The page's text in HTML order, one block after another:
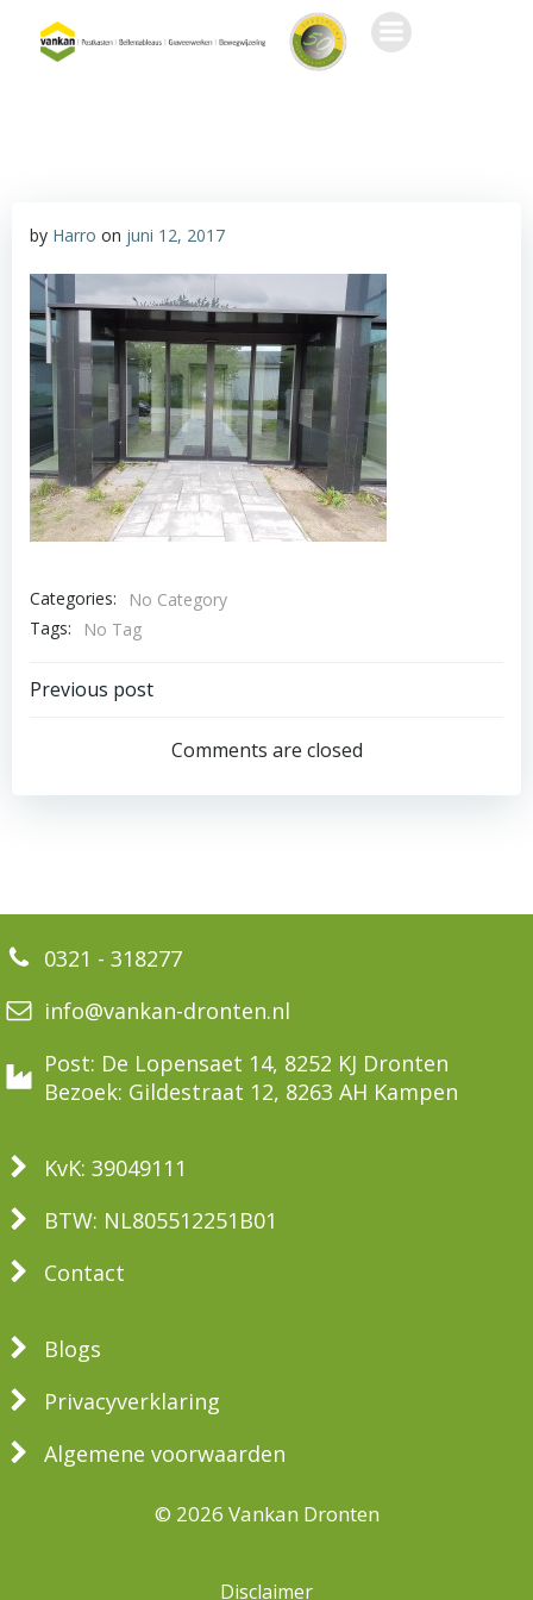
naar
by Harro on juni 12, 2017
Categories:
No Category
Tags:
No Tag
Bericht
navigatie
Previous post
Comments are closed
0321 - 318277
info@vankan-dronten.nl
Post: De Lopensaet 14, 8252 KJ Dronten
Bezoek: Gildestraat 12, 8263 AH Kampen
KvK: 39049111
BTW: NL805512251B01
Contact
Blogs
Privacyverklaring
Algemene voorwaarden
© 2026 Vankan Dronten
Disclaimer